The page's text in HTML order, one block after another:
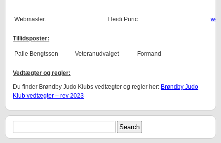
Webmaster: Heidi Puric
Tillidsposter:
Palle Bengtsson Veteranudvalget Formand
Vedtægter og regler:
Du finder Brøndby Judo Klubs vedtægter og regler her: Brøndby Judo
Klub vedtægter – rev 2023